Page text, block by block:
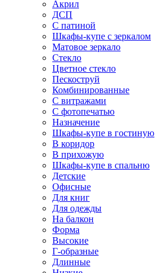
Акрил
ДСП
С патиной
Шкафы-купе с зеркалом
Матовое зеркало
Стекло
Цветное стекло
Пескоструй
Комбинированные
С витражами
С фотопечатью
Назначение
Шкафы-купе в гостиную
В коридор
В прихожую
Шкафы-купе в спальню
Детские
Офисные
Для книг
Для одежды
На балкон
Форма
Высокие
Г-образные
Длинные